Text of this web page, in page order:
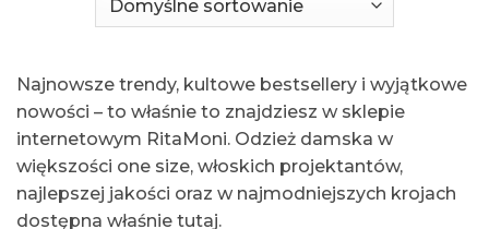
Najnowsze trendy, kultowe bestsellery i wyjątkowe
nowości – to właśnie to znajdziesz w sklepie
internetowym RitaMoni. Odzież damska w
większości one size, włoskich projektantów,
najlepszej jakości oraz w najmodniejszych krojach
dostępna właśnie tutaj.